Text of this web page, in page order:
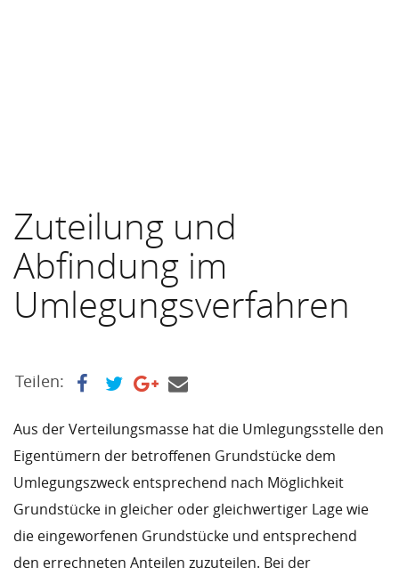
Zuteilung und
Abfindung im
Umlegungsverfahren
Teilen:
Aus der Verteilungsmasse hat die Umlegungsstelle den
Eigentümern der betroffenen Grundstücke dem
Umlegungszweck entsprechend nach Möglichkeit
Grundstücke in gleicher oder gleichwertiger Lage wie
die eingeworfenen Grundstücke und entsprechend
den errechneten Anteilen zuzuteilen. Bei der